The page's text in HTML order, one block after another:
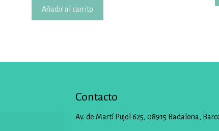
Añadir al carrito
Contacto
Av. de Martí Pujol 625, 08915 Badalona,